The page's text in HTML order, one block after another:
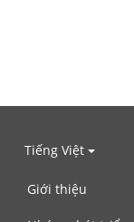
Tiếng Việt
Giới thiệu